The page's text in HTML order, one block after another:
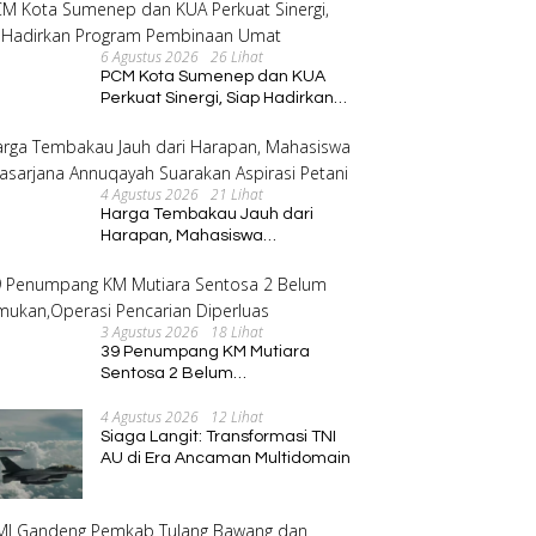
6 Agustus 2026 26 Lihat
PCM Kota Sumenep dan KUA
Perkuat Sinergi, Siap Hadirkan
4 Agustus 2026 21 Lihat
Harga Tembakau Jauh dari
Harapan, Mahasiswa
Suarakan Aspirasi Petani
3 Agustus 2026 18 Lihat
39 Penumpang KM Mutiara
Sentosa 2 Belum
Diperluas
4 Agustus 2026 12 Lihat
Siaga Langit: Transformasi TNI
AU di Era Ancaman Multidomain